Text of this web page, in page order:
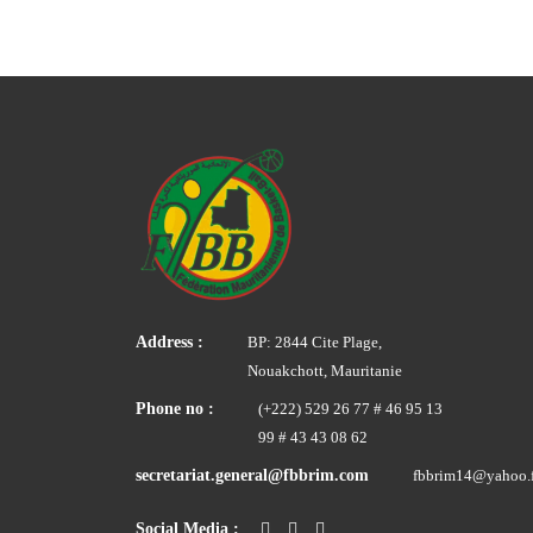
Address :
BP: 2844 Cite Plage,
Nouakchott, Mauritanie
Phone no :
(+222) 529 26 77 # 46 95 13
99 # 43 43 08 62
secretariat.general@fbbrim.com
Social Media :